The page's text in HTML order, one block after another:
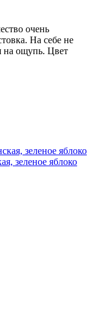
очень
На себе не
на ощупь. Цвет
зеленое яблоко